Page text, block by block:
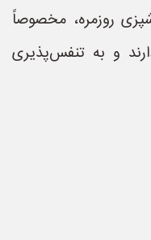
روزمره، مخصوصاً
و به تنفس‌پذیری